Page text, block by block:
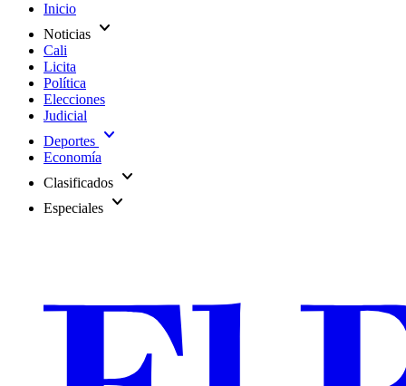
Inicio
Noticias expand_more
Cali
Licita
Política
Elecciones
Judicial
Deportes expand_more
Economía
Clasificados expand_more
Especiales expand_more